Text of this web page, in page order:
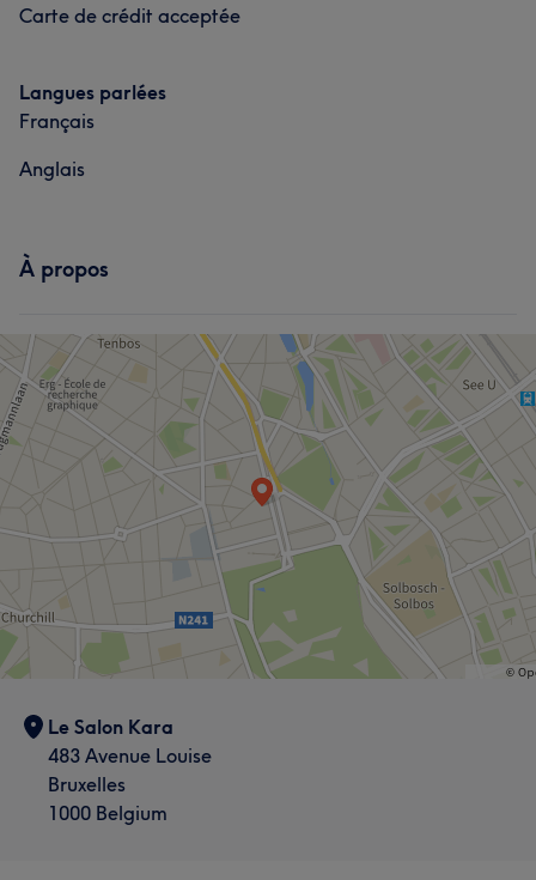
Carte de crédit acceptée
Langues parlées
Français
Anglais
À propos
Le Salon Kara
483 Avenue Louise
Bruxelles
1000 Belgium